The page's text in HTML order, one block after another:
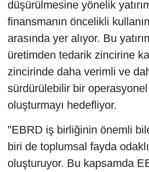
düşürülmesine yönelik
finansmanın öncelikli
arasında yer alıyor. Bu
üretimden tedarik zincirine
zincirinde daha verimli ve
sürdürülebilir bir operasyonel
oluşturmayı hedefliyor.
"EBRD iş birliğinin önemli
biri de toplumsal fayda
oluşturuyor. Bu kapsamda